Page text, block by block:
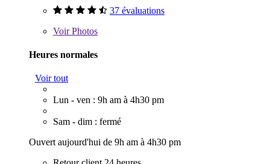
37 évaluations
VoirPhotos
Heures normales
Voir tout
Lun - ven : 9h am à 4h30 pm
Sam - dim : fermé
Ouvert aujourd'hui de 9h am à 4h30 pm